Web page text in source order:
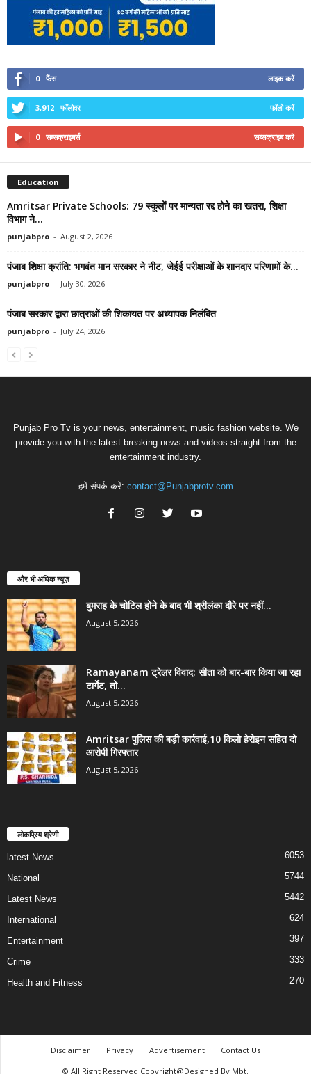
0 फैंस लाइक करें
3,912 फॉलोवर फॉलो करें
0 सब्सक्राइबर्स सब्सक्राइब करें
Education
Amritsar Private Schools: 79 स्कूलों पर मान्यता रद्द होने का खतरा, शिक्षा
विभाग ने...
punjabpro - August 2, 2026
पंजाब शिक्षा क्रांति: भगवंत मान सरकार ने नीट, जेईई परीक्षाओं के शानदार परिणामों के...
punjabpro - July 30, 2026
पंजाब सरकार द्वारा छात्राओं की शिकायत पर अध्यापक निलंबित
punjabpro - July 24, 2026
Punjab Pro Tv is your news, entertainment, music fashion website. We
provide you with the latest breaking news and videos straight from the
entertainment industry.
हमें संपर्क करें: contact@Punjabprotv.com
और भी अधिक न्यूज़
बुमराह के चोटिल होने के बाद भी श्रीलंका दौरे पर नहीं...
August 5, 2026
Ramayanam ट्रेलर विवाद: सीता को बार-बार किया जा रहा
टार्गेट, तो...
August 5, 2026
Amritsar पुलिस की बड़ी कार्रवाई,10 किलो हेरोइन सहित दो
आरोपी गिरफ्तार
August 5, 2026
लोकप्रिय श्रेणी
latest News 6053
National 5744
Latest News 5442
International 624
Entertainment 397
Crime 333
Health and Fitness 270
Disclaimer Privacy Advertisement
Contact Us
© All Right Reserved Copyright@Designed By Mbt.